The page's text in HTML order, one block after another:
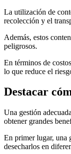
La utilización de
recolección y el
Además, estos
peligrosos.
En términos de
lo que reduce el
Destacar
Una gestión
obtener grandes
En primer lugar, una
desecharlos en